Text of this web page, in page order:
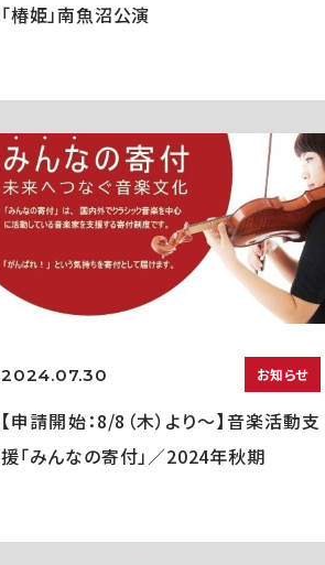
「椿姫」南魚沼公演
2024.07.30 お知らせ
【申請開始：8/8（木）より～】音楽活動支
援「みんなの寄付」／2024年秋期